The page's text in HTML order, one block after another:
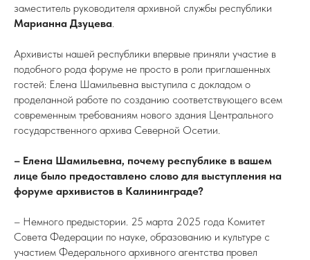
заместитель руководителя архивной службы республики
Марианна Дзуцева.
Архивисты нашей республики впервые приняли участие в
подобного рода форуме не просто в роли приглашенных
гостей: Елена Шамильевна выступила с докладом о
проделанной работе по созданию соответствующего всем
современным требованиям нового здания Центрального
государственного архива Северной Осетии.
– Елена Шамильевна, почему республике в вашем
лице было предоставлено слово для выступления на
форуме архивистов в Калининграде?
– Немного предыстории. 25 марта 2025 года Комитет
Совета Федерации по науке, образованию и культуре с
участием Федерального архивного агентства провел